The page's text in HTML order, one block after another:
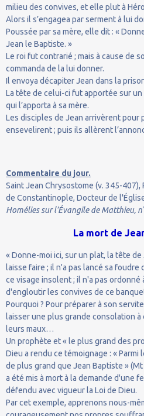
milieu des convives, et elle plut à
Alors il s’engagea par serment à lui
Poussée par sa mère, elle dit : «
Jean le Baptiste. »
Le roi fut contrarié ; mais à cause de
commanda de la lui donner.
Il envoya décapiter Jean dans la
La tête de celui-ci fut apportée sur
qui l’apporta à sa mère.
Les disciples de Jean arrivèrent pour
ensevelirent ; puis ils allèrent
Commentaire du jour.
Saint Jean Chrysostome (v. 345-
de Constantinople, Docteur de
Homélies sur l’Évangile de Matthieu,
La mort de
« Donne-moi ici, sur un plat, la tête
laisse faire ; il n'a pas lancé sa
ce visage insolent ; il n'a pas
d'engloutir les convives de ce
Pourquoi ? Pour préparer à son
laisser une plus grande consolation
leurs maux…
Un prophète et « le plus grand des
Dieu a rendu ce témoignage : « Parmi
de plus grand que Jean Baptiste »
a été mis à mort à la demande d'une
défendu avec vigueur la Loi de Dieu.
Par cet exemple, apprenons nous-